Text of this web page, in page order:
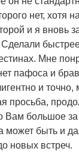
нет, хотя
и я вновь
Сделали
Мне
пафоса и
и
просьба,
Вам большое за
может быть и
новых встреч.